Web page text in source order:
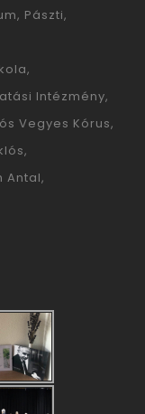
Pászti
Intézmény
Vegyes Kórus
Antal